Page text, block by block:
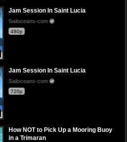
Jam Session In Saint Lucia
Sailoceans-com
480p
Jam Session In Saint Lucia
Sailoceans-com
720p
How NOT to Pick Up a Mooring Buoy
in a Trimaran